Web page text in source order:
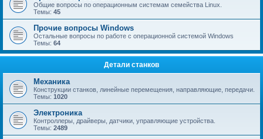
Общие вопросы по операционным системам семейства Linux.
Темы: 45
Прочие вопросы Windows
Остальные вопросы по работе с операционной системой Windows
Темы: 64
Детали станков
Механика
Конструкции станков, линейные перемещения, направляющие, передачи.
Темы: 1020
Электроника
Контроллеры, драйверы, датчики, управляющие устройства.
Темы: 2489